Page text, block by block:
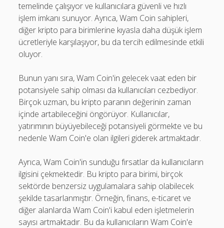
temelinde çalışıyor ve kullanıcılara güvenli ve hızlı
işlem imkanı sunuyor. Ayrıca, Wam Coin sahipleri,
diğer kripto para birimlerine kıyasla daha düşük işlem
ücretleriyle karşılaşıyor, bu da tercih edilmesinde etkili
oluyor.
Bunun yanı sıra, Wam Coin'in gelecek vaat eden bir
potansiyele sahip olması da kullanıcıları cezbediyor.
Birçok uzman, bu kripto paranın değerinin zaman
içinde artabileceğini öngörüyor. Kullanıcılar,
yatırımının büyüyebileceği potansiyeli görmekte ve bu
nedenle Wam Coin'e olan ilgileri giderek artmaktadır.
Ayrıca, Wam Coin'in sunduğu fırsatlar da kullanıcıların
ilgisini çekmektedir. Bu kripto para birimi, birçok
sektörde benzersiz uygulamalara sahip olabilecek
şekilde tasarlanmıştır. Örneğin, finans, e-ticaret ve
diğer alanlarda Wam Coin'i kabul eden işletmelerin
sayısı artmaktadır. Bu da kullanıcıların Wam Coin'e